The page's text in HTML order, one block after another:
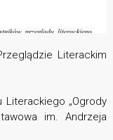
Literackim
Literackiego „Ogrody
im. Andrzeja